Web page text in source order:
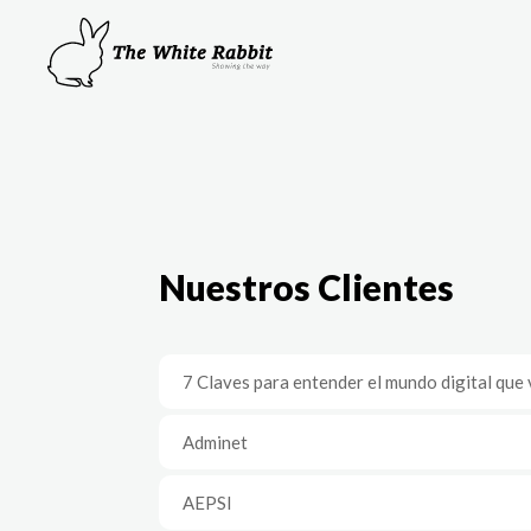
Nuestros Clientes
7 Claves para entender el mundo digital que
Adminet
AEPSI